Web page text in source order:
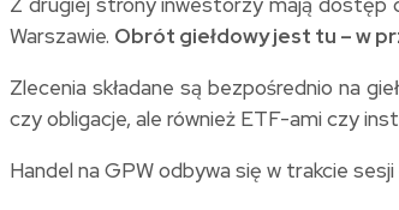
Warszawie. Obrót giełdowy jest tu – w
Zlecenia składane są bezpośrednio na
czy obligacje, ale również ETF-ami czy
Handel na GPW odbywa się w trakcie